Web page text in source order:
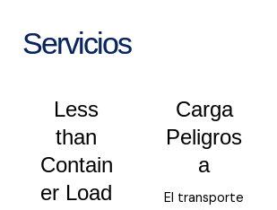
Servicios
Less
than
Contain
er Load
Carga
Peligros
a
El transporte